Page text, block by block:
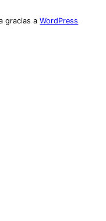
gracias aWordPress